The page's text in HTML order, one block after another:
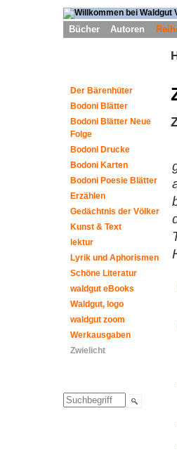
Bücher Autoren
Der Bärenhüter
Bodoni Blätter
Bodoni Blätter Neue
Folge
Bodoni Drucke
Bodoni Karten
Bodoni Poesie Blätter
Erzählen
Gedächtnis der Völker
Kunst & Text
lektur
Lyrik und Aphorismen
Schöne Literatur
waldgut eBooks
Waldgut, logo
waldgut zoom
Werkausgaben
Zwielicht